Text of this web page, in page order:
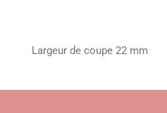
Largeur de coupe 22 mm